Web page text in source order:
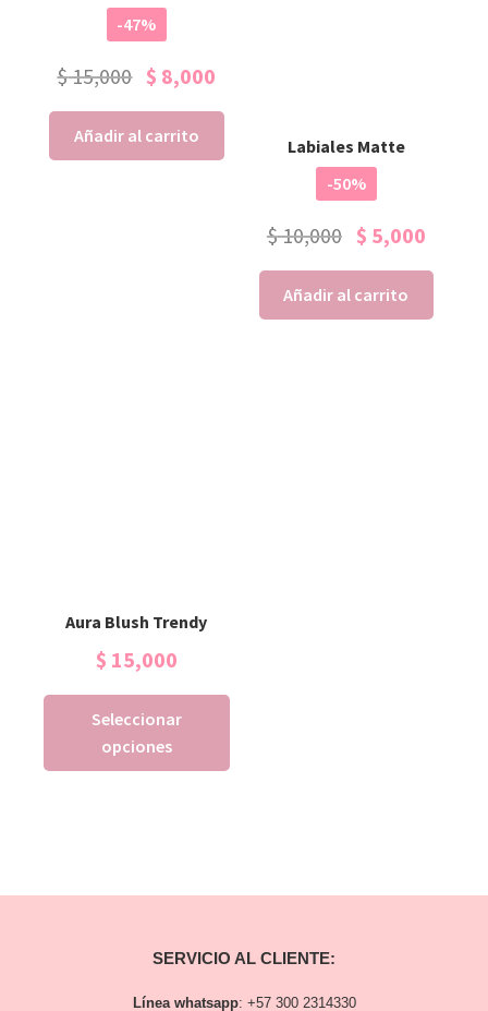
-47%
$15,000 $ 8,000
Añadir al carrito
Labiales Matte
-50%
$10,000 $ 5,000
Añadir al carrito
Aura Blush Trendy
$ 15,000
Seleccionar
opciones
SERVICIO AL CLIENTE:
Línea whatsapp: +57 300 2314330